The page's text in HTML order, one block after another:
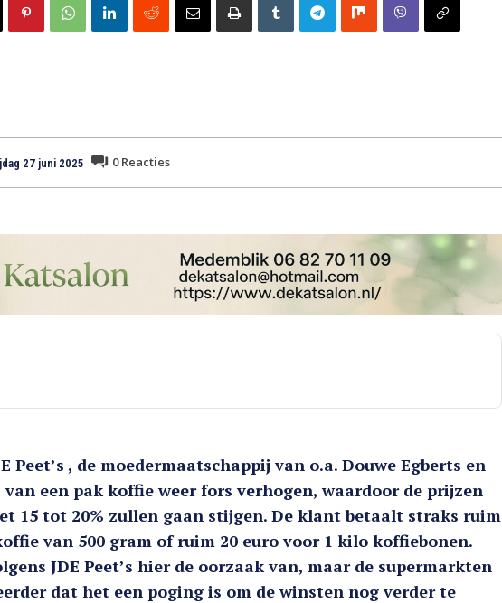
27 juni 2025 0Reacties
Peet’s , de moedermaatschappij van o.a. Douwe Egberts en
een pak koffie weer fors verhogen, waardoor de prijzen
15 tot 20% zullen gaan stijgen. De klant betaalt straks ruim
van 500 gram of ruim 20 euro voor 1 kilo koffiebonen.
JDE Peet’s hier de oorzaak van, maar de supermarkten
dat het een poging is om de winsten nog verder te